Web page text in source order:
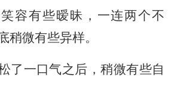
容有些暧昧，一连两个不
稍微有些异样。
了一口气之后，稍微有些自